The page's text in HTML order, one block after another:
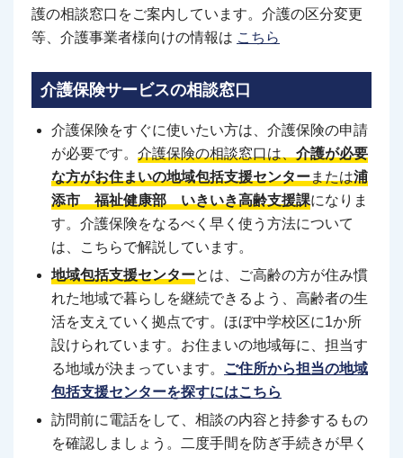
護の相談窓口をご案内しています。介護の区分変更
等、介護事業者様向けの情報は こちら
介護保険サービスの相談窓口
介護保険をすぐに使いたい方は、介護保険の申請
が必要です。 介護保険の相談窓口は、 介護が必要
な方がお住まいの地域包括支援センターまたは浦
添市 福祉健康部 いきいき高齢支援課になりま
す。介護保険をなるべく早く使う方法について
は、こちらで解説しています。
地域包括支援センターとは、ご高齢の方が住み慣
れた地域で暮らしを継続できるよう、高齢者の生
活を支えていく拠点です。ほぼ中学校区に1か所
設けられています。お住まいの地域毎に、担当す
る地域が決まっています。 ご住所から担当の地域
包括支援センターを探すにはこちら
訪問前に電話をして、相談の内容と持参するもの
を確認しましょう。二度手間を防ぎ手続きが早く